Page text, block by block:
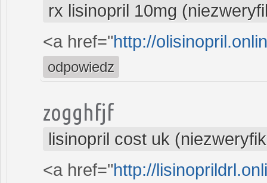
rx lisinopril 10mg
<a href="http://
odpowiedz
zogghfjf
lisinopril cost uk
<a href="http://